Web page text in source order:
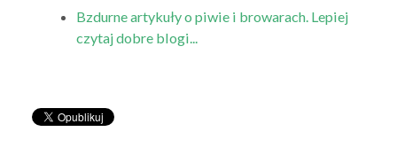
Bzdurne artykuły o piwie i browarach. Lepiej
czytaj dobre blogi...